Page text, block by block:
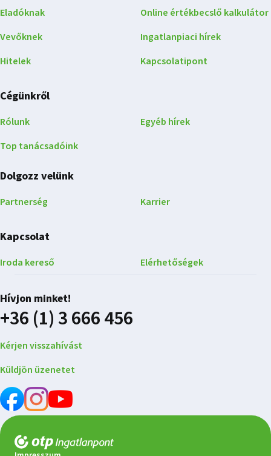
Eladóknak
Vevőknek
Hitelek
Online értékbecslő kalkulátor
Ingatlanpiaci hírek
Kapcsolatipont
Cégünkről
Rólunk
Top tanácsadóink
Egyéb hírek
Dolgozz velünk
Partnerség Karrier
Kapcsolat
Iroda kereső Elérhetőségek
Hívjon minket!
+36 (1) 3 666 456
Kérjen visszahívást
Küldjön üzenetet